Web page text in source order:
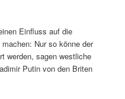
Einfluss auf die
Nur so könne der
werden, sagen westliche
Putin von den Briten